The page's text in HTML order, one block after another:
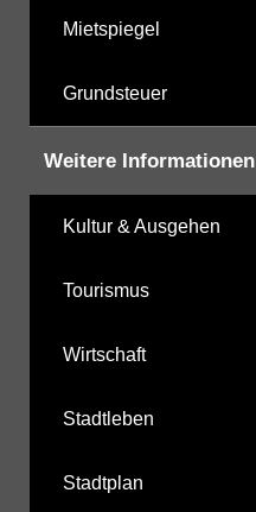
Mietspiegel
Grundsteuer
Weitere Informationen
Kultur & Ausgehen
Tourismus
Wirtschaft
Stadtleben
Stadtplan